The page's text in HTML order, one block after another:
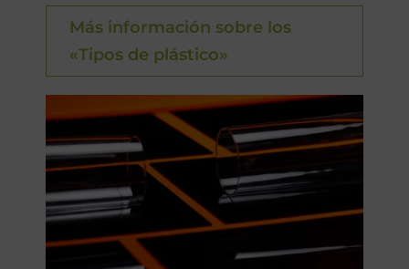
Más información sobre los
«Tipos de plástico»